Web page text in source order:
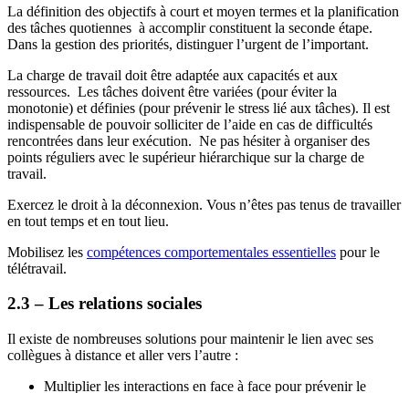
La définition des objectifs à court et moyen termes et la planification
des tâches quotiennes à accomplir constituent la seconde étape.
Dans la gestion des priorités, distinguer l’urgent de l’important.
La charge de travail doit être adaptée aux capacités et aux
ressources. Les tâches doivent être variées (pour éviter la
monotonie) et définies (pour prévenir le stress lié aux tâches). Il est
indispensable de pouvoir solliciter de l’aide en cas de difficultés
rencontrées dans leur exécution. Ne pas hésiter à organiser des
points réguliers avec le supérieur hiérarchique sur la charge de
travail.
Exercez le droit à la déconnexion. Vous n’êtes pas tenus de travailler
en tout temps et en tout lieu.
Mobilisez les compétences comportementales essentielles pour le
télétravail.
2.3 – Les relations sociales
Il existe de nombreuses solutions pour maintenir le lien avec ses
collègues à distance et aller vers l’autre :
Multiplier les interactions en face à face pour prévenir le